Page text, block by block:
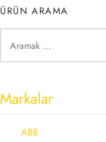
ÜRÜN ARAMA
Markalar
ABB